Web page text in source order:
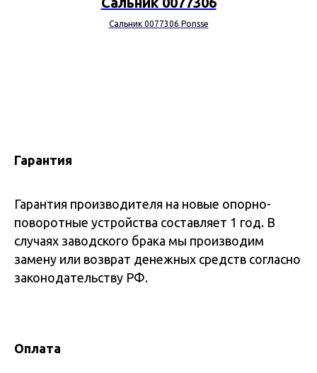
Сальник 0077306 Ponsse
Гарантия
Гарантия производителя на новые опорно-
поворотные устройства составляет 1 год. В
случаях заводского брака мы производим
замену или возврат денежных средств согласно
законодательству РФ.
Оплата